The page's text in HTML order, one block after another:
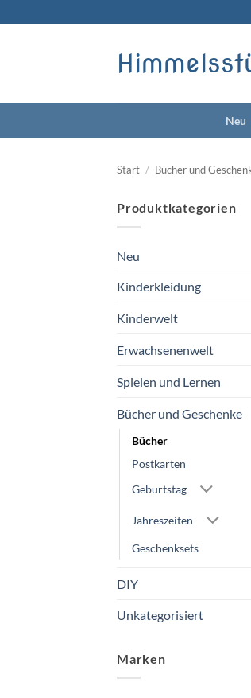
Inhalt
Neu
Start / Bücher und
Produktkategorien
Neu
Kinderkleidung
Kinderwelt
Erwachsenenwelt
Spielen und Lernen
Bücher und Geschenke
Bücher
Postkarten
Geburtstag
Jahreszeiten
Geschenksets
DIY
Unkategorisiert
Marken